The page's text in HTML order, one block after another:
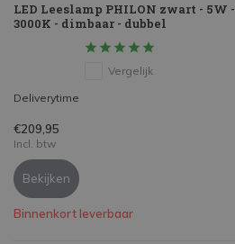
LED Leeslamp PHILON zwart - 5W -
3000K - dimbaar - dubbel
Vergelijk
Deliverytime
€209,95
Incl. btw
Bekijken
Binnenkort leverbaar